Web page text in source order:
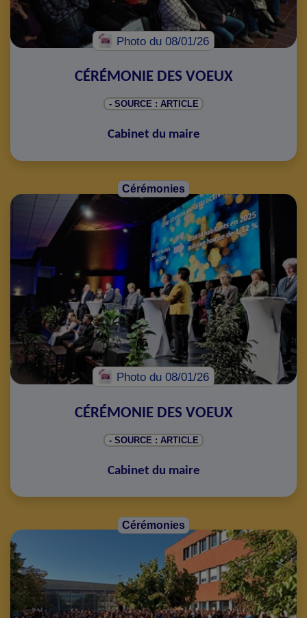
Photo du 08/01/26
CÉRÉMONIE DES VOEUX
- SOURCE : ARTICLE
Cabinet du maire
Cérémonies
Photo du 08/01/26
CÉRÉMONIE DES VOEUX
- SOURCE : ARTICLE
Cabinet du maire
Cérémonies